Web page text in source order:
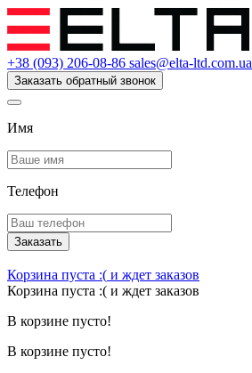
+38 (093) 206-08-86 sales@elta-ltd.com.ua
Заказать обратный звонок
Имя
Телефон
Заказать
Корзина пуста :( и ждет заказов
Корзина пуста :( и ждет заказов
В корзине пусто!
В корзине пусто!